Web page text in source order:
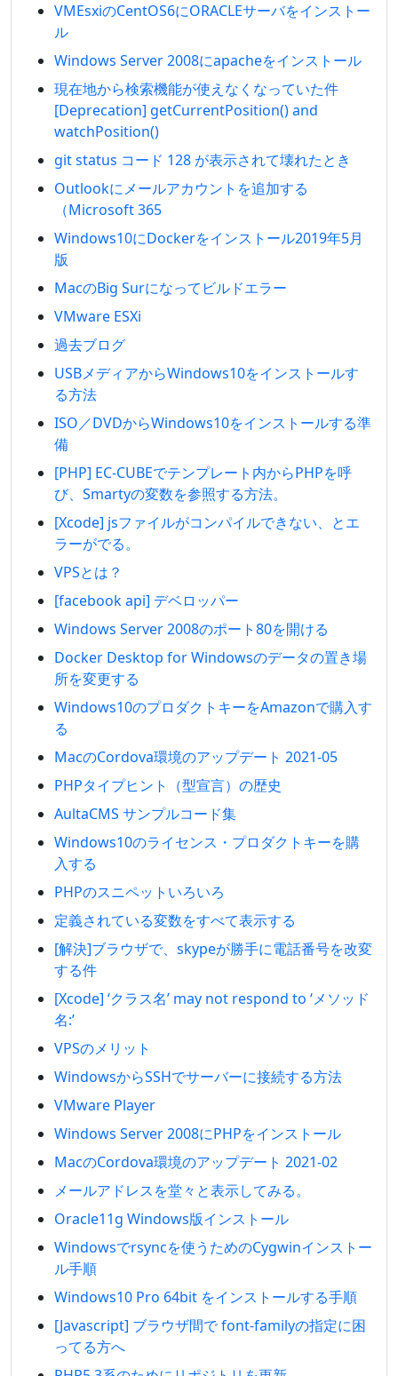
VMEsxiのCentOS6にORACLEサーバをインストー
ル
Windows Server 2008にapacheをインストール
現在地から検索機能が使えなくなっていた件
[Deprecation] getCurrentPosition() and
watchPosition()
git status コード 128 が表示されて壊れたとき
Outlookにメールアカウントを追加する
（Microsoft 365
Windows10にDockerをインストール2019年5月
版
MacのBig Surになってビルドエラー
VMware ESXi
過去ブログ
USBメディアからWindows10をインストールす
る方法
ISO／DVDからWindows10をインストールする準
備
[PHP] EC-CUBEでテンプレート内からPHPを呼
び、Smartyの変数を参照する方法。
[Xcode] jsファイルがコンパイルできない、とエ
ラーがでる。
VPSとは？
[facebook api] デベロッパー
Windows Server 2008のポート80を開ける
Docker Desktop for Windowsのデータの置き場
所を変更する
Windows10のプロダクトキーをAmazonで購入す
る
MacのCordova環境のアップデート 2021-05
PHPタイプヒント（型宣言）の歴史
AultaCMS サンプルコード集
Windows10のライセンス・プロダクトキーを購
入する
PHPのスニペットいろいろ
定義されている変数をすべて表示する
[解決]ブラウザで、skypeが勝手に電話番号を改変
する件
[Xcode] ‘クラス名’ may not respond to ‘メソッド
名:’
VPSのメリット
WindowsからSSHでサーバーに接続する方法
VMware Player
Windows Server 2008にPHPをインストール
MacのCordova環境のアップデート 2021-02
メールアドレスを堂々と表示してみる。
Oracle11g Windows版インストール
Windowsでrsyncを使うためのCygwinインストー
ル手順
Windows10 Pro 64bit をインストールする手順
[Javascript] ブラウザ間で font-familyの指定に困
ってる方へ